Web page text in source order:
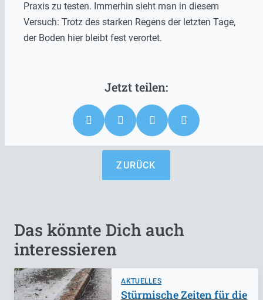
Praxis zu testen. Immerhin sieht man in diesem
Versuch: Trotz des starken Regens der letzten Tage,
der Boden hier bleibt fest verortet.
ZURÜCK
Das könnte Dich auch
interessieren
AKTUELLES
Stürmische Zeiten für die